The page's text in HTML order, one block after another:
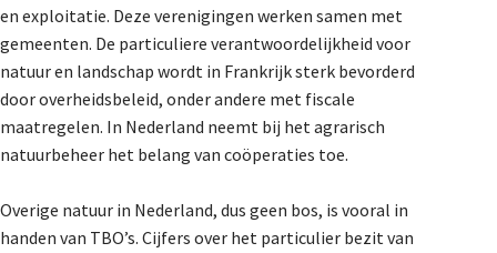
en exploitatie. Deze verenigingen werken samen met
gemeenten. De particuliere verantwoordelijkheid voor
natuur en landschap wordt in Frankrijk sterk bevorderd
door overheidsbeleid, onder andere met fiscale
maatregelen. In Nederland neemt bij het agrarisch
natuurbeheer het belang van coöperaties toe.
Overige natuur in Nederland, dus geen bos, is vooral in
handen van TBO’s. Cijfers over het particulier bezit van